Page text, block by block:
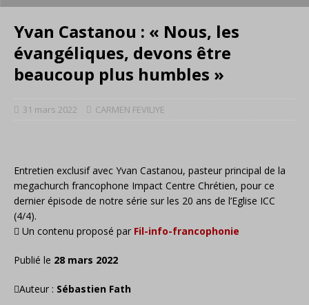
Yvan Castanou : « Nous, les
évangéliques, devons être
beaucoup plus humbles »
31 mars 2022 CARMEN FEVILIYE
Entretien exclusif avec Yvan Castanou, pasteur principal de la
megachurch francophone Impact Centre Chrétien, pour ce
dernier épisode de notre série sur les 20 ans de l’Eglise ICC
(4/4).
Un contenu proposé par Fil-info-francophonie
Publié le 28 mars 2022
Auteur : Sébastien Fath